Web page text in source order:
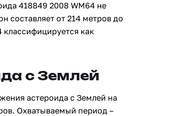
418849 2008 WM64 не
составляет от 214 метров до
как
с Землей
астероида с Землей на
Охватываемый период –